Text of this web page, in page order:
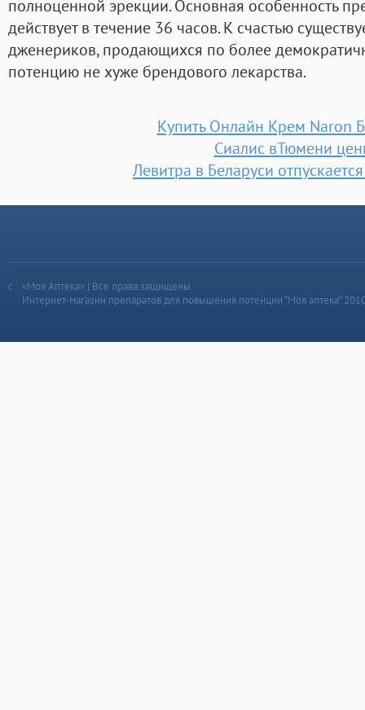
полноценной эрекции. Основная особенность
действует в течение 36 часов. К счастью
дженериков, продающихся по более
потенцию не хуже брендового лекарства.
Купить Онлайн Крем Naron
Сиалис вТюмени
Левитра в Беларуси
«Моя Аптека» | Все права защищены
Интернет-магазин препаратов для повышения потенции “Моя аптека”